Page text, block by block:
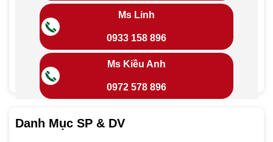
Ms Linh
0933 158 896
Ms Kiều Anh
0972 578 896
Danh Mục SP & DV